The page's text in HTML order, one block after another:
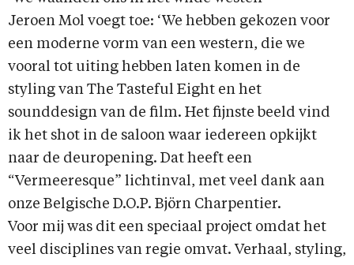
Jeroen Mol voegt toe: ‘We hebben gekozen voor
een moderne vorm van een western, die we
vooral tot uiting hebben laten komen in de
styling van The Tasteful Eight en het
sounddesign van de film. Het fijnste beeld vind
ik het shot in de saloon waar iedereen opkijkt
naar de deuropening. Dat heeft een
“Vermeeresque” lichtinval, met veel dank aan
onze Belgische D.O.P. Björn Charpentier.
Voor mij was dit een speciaal project omdat het
veel disciplines van regie omvat. Verhaal, styling,